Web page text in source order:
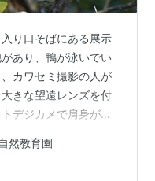
り口そばにある展示
あり、鴨が泳いでい
カワセミ撮影の人が
きな望遠レンズを付
デジカメで肩身が狭
にある水生植物園に
います。 池の遊歩道
然教育園